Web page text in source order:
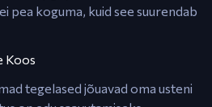
pea koguma, kuid see suurendab
Koos
tegelased jõuavad oma usteni